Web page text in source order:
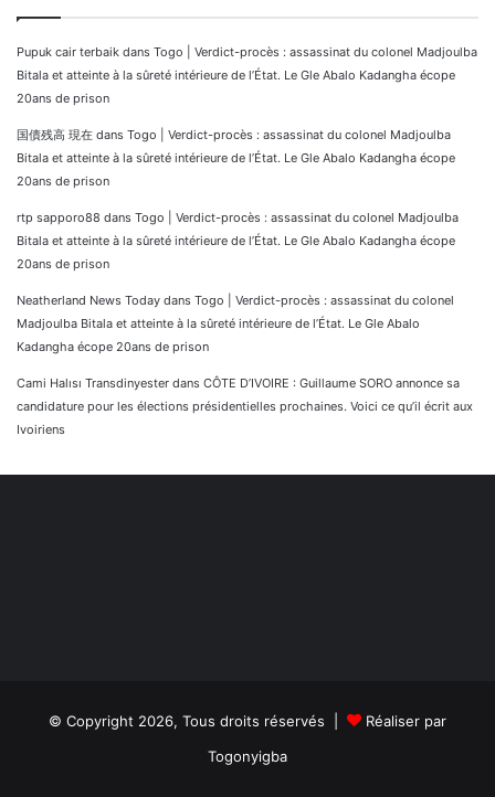
Pupuk cair terbaik dans Togo | Verdict-procès : assassinat du colonel Madjoulba
Bitala et atteinte à la sûreté intérieure de l’État. Le Gle Abalo Kadangha écope
20ans de prison
国債残高 現在 dans Togo | Verdict-procès : assassinat du colonel Madjoulba
Bitala et atteinte à la sûreté intérieure de l’État. Le Gle Abalo Kadangha écope
20ans de prison
rtp sapporo88 dans Togo | Verdict-procès : assassinat du colonel Madjoulba
Bitala et atteinte à la sûreté intérieure de l’État. Le Gle Abalo Kadangha écope
20ans de prison
Neatherland News Today dans Togo | Verdict-procès : assassinat du colonel
Madjoulba Bitala et atteinte à la sûreté intérieure de l’État. Le Gle Abalo
Kadangha écope 20ans de prison
Cami Halısı Transdinyester dans CÔTE D’IVOIRE : Guillaume SORO annonce sa
candidature pour les élections présidentielles prochaines. Voici ce qu’il écrit aux
Ivoiriens
© Copyright 2026, Tous droits réservés |
Réaliser par
Togonyigba